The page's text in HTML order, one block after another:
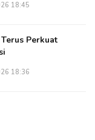
18:45
Perkuat
18:36